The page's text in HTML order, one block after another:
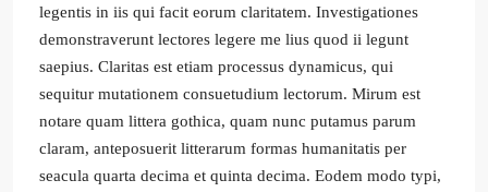
legentis in iis qui facit eorum claritatem. Investigationes
demonstraverunt lectores legere me lius quod ii legunt
saepius. Claritas est etiam processus dynamicus, qui
sequitur mutationem consuetudium lectorum. Mirum est
notare quam littera gothica, quam nunc putamus parum
claram, anteposuerit litterarum formas humanitatis per
seacula quarta decima et quinta decima. Eodem modo typi,